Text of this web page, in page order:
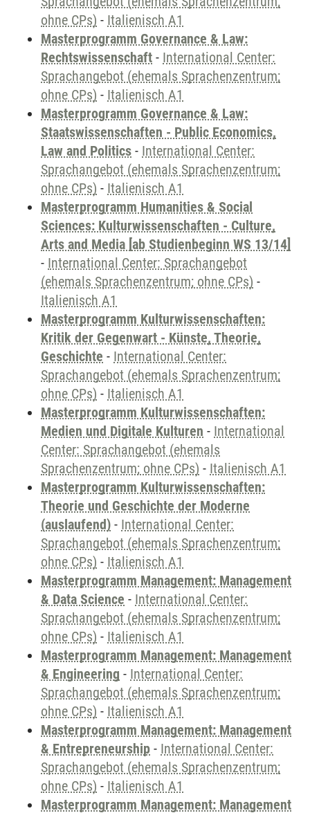
ohne CPs) - Italienisch A1
Masterprogramm Governance & Law:
Rechtswissenschaft - International Center:
Sprachangebot (ehemals Sprachenzentrum;
ohne CPs) - Italienisch A1
Masterprogramm Governance & Law:
Staatswissenschaften - Public Economics,
Law and Politics - International Center:
Sprachangebot (ehemals Sprachenzentrum;
ohne CPs) - Italienisch A1
Masterprogramm Humanities & Social
Sciences: Kulturwissenschaften - Culture,
Arts and Media [ab Studienbeginn WS 13/14]
- International Center: Sprachangebot
(ehemals Sprachenzentrum; ohne CPs) -
Italienisch A1
Masterprogramm Kulturwissenschaften:
Kritik der Gegenwart - Künste, Theorie,
Geschichte - International Center:
Sprachangebot (ehemals Sprachenzentrum;
ohne CPs) - Italienisch A1
Masterprogramm Kulturwissenschaften:
Medien und Digitale Kulturen - International
Center: Sprachangebot (ehemals
Sprachenzentrum; ohne CPs) - Italienisch A1
Masterprogramm Kulturwissenschaften:
Theorie und Geschichte der Moderne
(auslaufend) - International Center:
Sprachangebot (ehemals Sprachenzentrum;
ohne CPs) - Italienisch A1
Masterprogramm Management: Management
& Data Science - International Center:
Sprachangebot (ehemals Sprachenzentrum;
ohne CPs) - Italienisch A1
Masterprogramm Management: Management
& Engineering - International Center:
Sprachangebot (ehemals Sprachenzentrum;
ohne CPs) - Italienisch A1
Masterprogramm Management: Management
& Entrepreneurship - International Center:
Sprachangebot (ehemals Sprachenzentrum;
ohne CPs) - Italienisch A1
Masterprogramm Management: Management